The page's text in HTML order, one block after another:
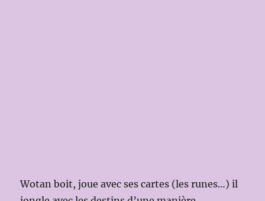
Wotan boit, joue avec ses cartes (les runes…) il